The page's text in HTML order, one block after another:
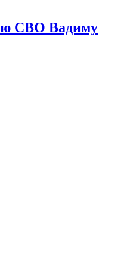
СВО Вадиму